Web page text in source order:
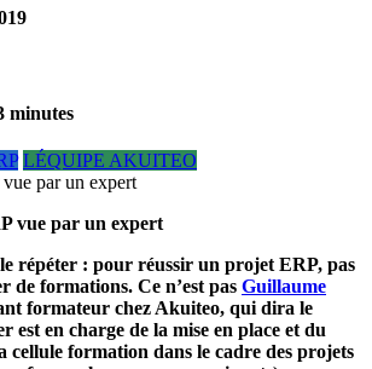
minutes
LÉQUIPE AKUITEO
le répéter : pour réussir un projet ERP, pas
de formations. Ce n’est pas Guillaume
formateur chez Akuiteo, qui dira le
est en charge de la mise en place et du
cellule formation dans le cadre des projets